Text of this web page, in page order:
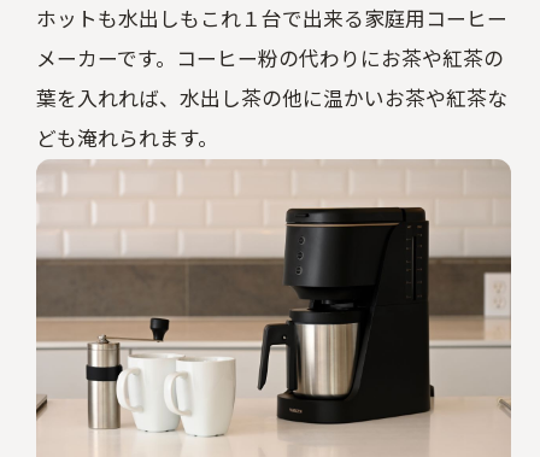
ホットも水出しもこれ１台で出来る家庭用コーヒー
メーカーです。コーヒー粉の代わりにお茶や紅茶の
葉を入れれば、水出し茶の他に温かいお茶や紅茶な
ども淹れられます。